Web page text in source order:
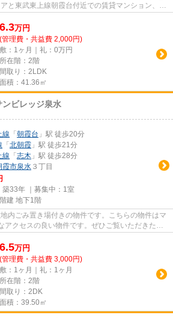
と東武東上線朝霞台付近での賃貸マンション、賃
...
6.3万円
(管理費・共益費 2,000円)
敷：1ヶ月｜礼：0万円
所在階：2階
間取り：2LDK
面積：41.36㎡
ンビレッジ泉水
線 「 朝霞台 」駅 徒歩20分
「 北朝霞 」駅 徒歩21分
線 「 志木 」駅 徒歩28分
霞市泉水 ３丁目
33年 ｜募集中： 1室
建 地下1階
内ごみ置き場付きの物件です。こちらの物件はマ
アクセスの良い物件です。ぜひご覧いただきたい
...
6.5万円
(管理費・共益費 3,000円)
敷：1ヶ月｜礼：1ヶ月
所在階：2階
間取り：2DK
面積：39.50㎡